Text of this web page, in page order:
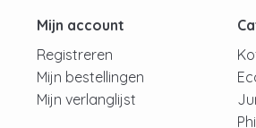
Mijn account
Registreren
Mijn bestellingen
Mijn verlanglijst